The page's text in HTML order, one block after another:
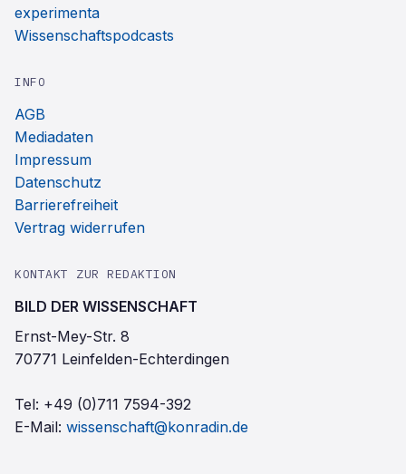
experimenta
Wissenschaftspodcasts
INFO
AGB
Mediadaten
Impressum
Datenschutz
Barrierefreiheit
Vertrag widerrufen
KONTAKT ZUR REDAKTION
BILD DER WISSENSCHAFT
Ernst-Mey-Str. 8
70771 Leinfelden-Echterdingen
Tel: +49 (0)711 7594-392
E-Mail: wissenschaft@konradin.de